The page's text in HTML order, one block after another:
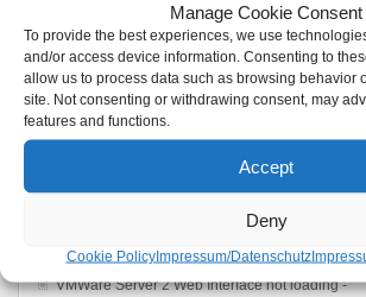
Manage Cookie Consent
To provide the best experiences, we use
and/or access device information. Consenting to
allow us to process data such as browsing behavior
site. Not consenting or withdrawing consent, may
features and functions.
Accept
Deny
Cookie PolicyImpressum/Datenschutz
Howto: Windows rebooten aus einer Remote
Desktop Verbindung
Sonos Windows Controller 4.1 unter Wine,
Anleitung. Es läuft !
Vmware server: Browser does not load user
VMware 2.x: Kein
Loading ..
VMWare Server 2 Web Interface not loading -